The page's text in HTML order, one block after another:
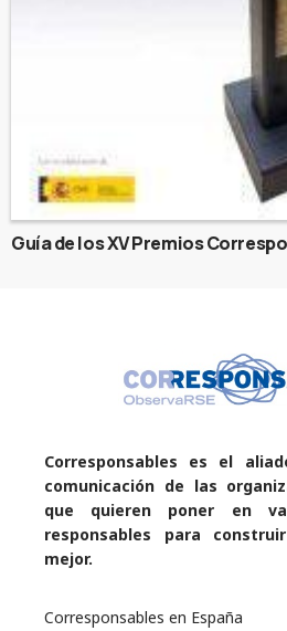
Guía de los XV Premios
Corresponsables es el
comunicación de las
que quieren poner en
responsables para
mejor.
Corresponsables en España